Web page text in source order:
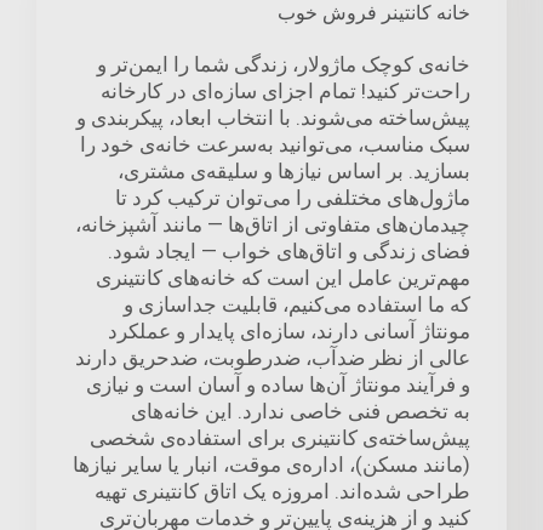
خانه کانتینر فروش خوب
خانه‌ی کوچک ماژولار، زندگی شما را ایمن‌تر و
راحت‌تر کنید! تمام اجزای سازه‌ای در کارخانه
پیش‌ساخته می‌شوند. با انتخاب ابعاد، پیکربندی و
سبک مناسب، می‌توانید به‌سرعت خانه‌ی خود را
بسازید. بر اساس نیازها و سلیقه‌ی مشتری،
ماژول‌های مختلفی را می‌توان ترکیب کرد تا
چیدمان‌های متفاوتی از اتاق‌ها — مانند آشپزخانه،
فضای زندگی و اتاق‌های خواب — ایجاد شود.
مهم‌ترین عامل این است که خانه‌های کانتینری
که ما استفاده می‌کنیم، قابلیت جداسازی و
مونتاژ آسانی دارند، سازه‌ای پایدار و عملکرد
عالی از نظر ضدآب، ضدرطوبت، ضدحریق دارند
و فرآیند مونتاژ آن‌ها ساده و آسان است و نیازی
به تخصص فنی خاصی ندارد. این خانه‌های
پیش‌ساخته‌ی کانتینری برای استفاده‌ی شخصی
(مانند مسکن)، اداره‌ی موقت، انبار یا سایر نیازها
طراحی شده‌اند. امروزه یک اتاق کانتینری تهیه
کنید و از هزینه‌ی پایین‌تر و خدمات مهربان‌تری